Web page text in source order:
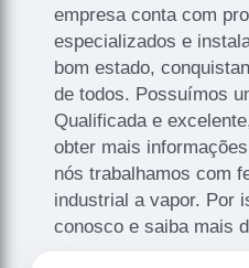
empresa conta com
especializados e
bom estado,
de todos. Possuímos
Qualificada e
obter mais
nós trabalhamos com
industrial a vapor. Por
conosco e saiba mais